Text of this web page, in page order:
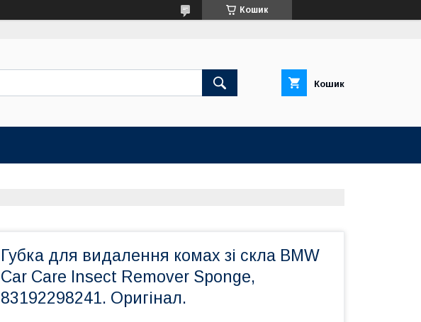
Кошик
Кошик
Губка для видалення комах зі скла BMW
Car Care Insect Remover Sponge,
83192298241. Оригінал.